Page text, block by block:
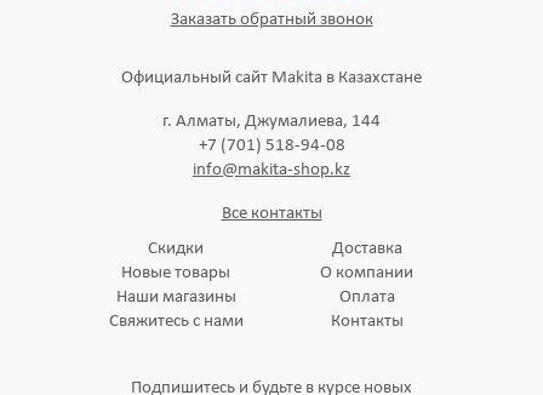
Заказать обратный звонок
Официальный сайт Makita в Казахстане
г. Алматы, Джумалиева, 144
+7 (701) 518-94-08
info@makita-shop.kz
Все контакты
Скидки
Новые товары
Наши магазины
Свяжитесь с нами
Доставка
О компании
Оплата
Контакты
Подпишитесь и будьте в курсе новых